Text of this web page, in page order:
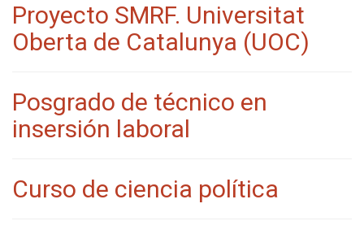
Proyecto SMRF. Universitat
Oberta de Catalunya (UOC)
Posgrado de técnico en
insersión laboral
Curso de ciencia política